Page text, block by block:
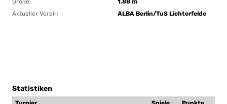
Größe
1.88 m
Aktueller Verein
ALBA Berlin/TuS Lichterfelde
Statistiken